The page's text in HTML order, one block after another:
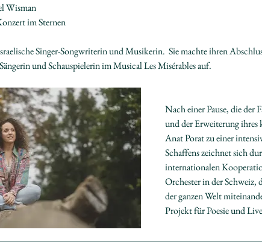
Wisman
im Sternen
Singer-Songwriterin und Musikerin.  Sie machte ihren
und Schauspielerin im Musical Les Misérables auf.
Nach einer Pause, die
und der Erweiterung
Anat Porat zu einer
Schaffens zeichnet sich
internationalen
Orchester in der Schweiz,
der ganzen Welt
Projekt für Poesie und